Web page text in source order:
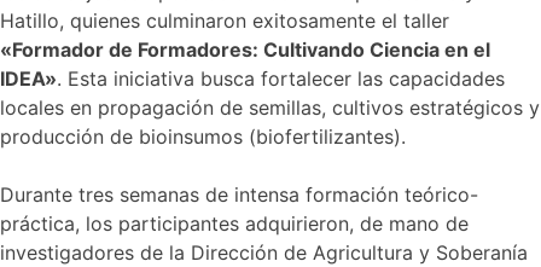
Hatillo, quienes culminaron exitosamente el taller
«Formador de Formadores: Cultivando Ciencia en el
IDEA». Esta iniciativa busca fortalecer las capacidades
locales en propagación de semillas, cultivos estratégicos y
producción de bioinsumos (biofertilizantes).
Durante tres semanas de intensa formación teórico-
práctica, los participantes adquirieron, de mano de
investigadores de la Dirección de Agricultura y Soberanía